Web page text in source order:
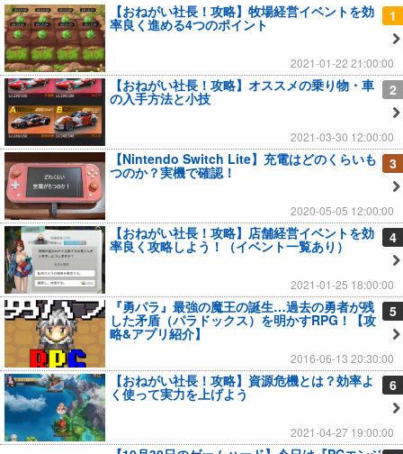
1
【おねがい社長！攻略】牧場経営イベントを効
率良く進める4つのポイント
2021-01-22 21:00:00
2
【おねがい社長！攻略】オススメの乗り物・車
の入手方法と小技
2021-03-30 12:00:00
3
【Nintendo Switch Lite】充電はどのくらいも
つのか？実機で確認！
2020-05-05 12:00:00
4
【おねがい社長！攻略】店舗経営イベントを効
率良く攻略しよう！（イベント一覧あり）
2021-01-25 18:00:00
5
『勇パラ』最強の魔王の誕生…過去の勇者が残
した矛盾（パラドックス）を明かすRPG！【攻
略&アプリ紹介】
2016-06-13 20:30:00
6
【おねがい社長！攻略】資源危機とは？効率よ
く使って実力を上げよう
2021-04-27 19:00:00